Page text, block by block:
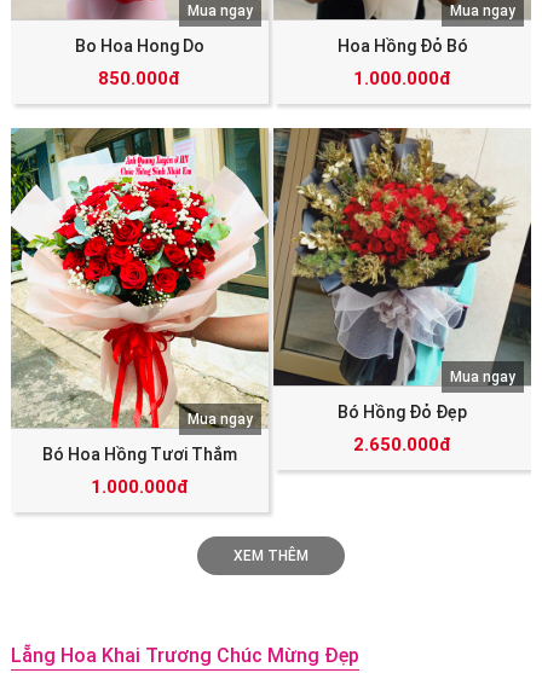
Bo Hoa Hong Do
850.000đ
Mua ngay
Hoa Hồng Đỏ Bó
1.000.000đ
Mua ngay
Bó Hoa Hồng Tươi Thắm
1.000.000đ
Mua ngay Bó Hồng Đỏ Đẹp
2.650.000đ
Mua ngay
XEM THÊM
Lẵng Hoa Khai Trương Chúc Mừng Đẹp